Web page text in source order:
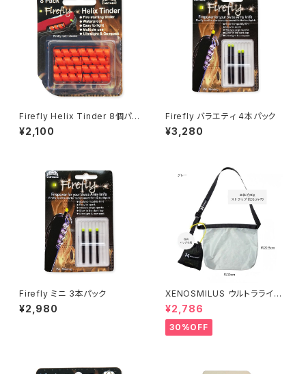
Firefly Helix Tinder 8個パッ
ク（オレンジ）
¥2,100
Firefly バラエティ 4本パック
¥3,280
Firefly ミニ 3本パック
¥2,980
XENOSMILUS ウルトラライト
ショルダーバッグ
¥2,786
30%OFF